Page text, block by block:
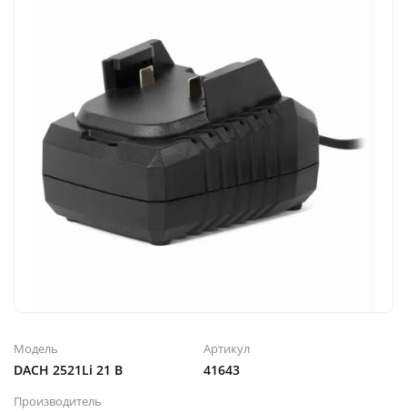
Модель
DACH 2521Li 21 В
Артикул
41643
Производитель